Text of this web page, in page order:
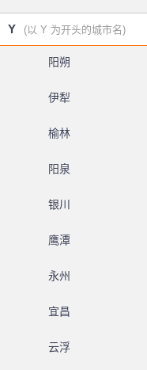
Y (以 Y 为开头的城市名)
阳朔
伊犁
榆林
阳泉
银川
鹰潭
永州
宜昌
云浮